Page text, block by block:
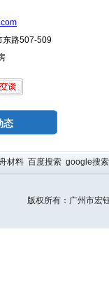
东路507-509
态
材料 百度搜索 google搜索
版权所有：广州市